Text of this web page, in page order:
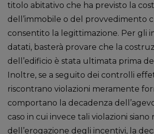
titolo abitativo che ha previsto la
dell’immobile o del provvedimento
consentito la legittimazione. Per gli
datati, basterà provare che la
dell’edificio è stata ultimata prima
Inoltre, se a seguito dei controlli
riscontrano violazioni meramente
comportano la decadenza
caso in cui invece tali violazioni siano
dell’erogazione degli incentivi, la